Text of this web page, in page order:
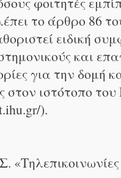
το άρθρο 86
ειδική
και
για την δομή
στον ιστότοπο
).